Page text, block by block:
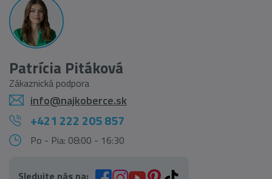
Patrícia Pitáková
Zákaznická podpora
info@najkoberce.sk
+421 222 205 857
Po - Pia: 08:00 - 16:30